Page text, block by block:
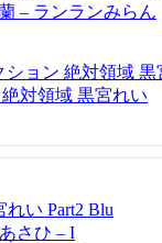
– ランランみらん
対領域 黒宮れい
い Part2 Blu
さひ – I